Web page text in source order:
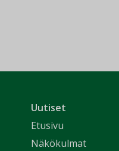
Uutiset
Etusivu
Näkökulmat